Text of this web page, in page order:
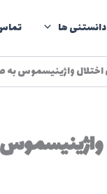
دانستنی ها تماس
واژینیسموس به